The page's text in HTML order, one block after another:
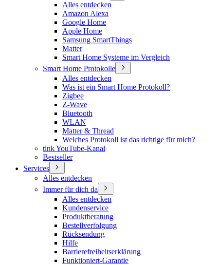
Alles entdecken
Amazon Alexa
Google Home
Apple Home
Samsung SmartThings
Matter
Smart Home Systeme im Vergleich
Smart Home Protokolle
Alles entdecken
Was ist ein Smart Home Protokoll?
Zigbee
Z-Wave
Bluetooth
WLAN
Matter & Thread
Welches Protokoll ist das richtige für mich?
tink YouTube-Kanal
Bestseller
Services
Alles entdecken
Immer für dich da
Alles entdecken
Kundenservice
Produktberatung
Bestellverfolgung
Rücksendung
Hilfe
Barrierefreiheitserklärung
Funktioniert-Garantie